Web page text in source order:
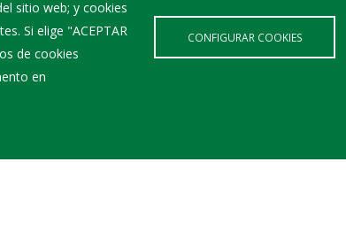
sitio web; y cookies
Si elige "ACEPTAR
de cookies
en
CONFIGURAR COOKIES